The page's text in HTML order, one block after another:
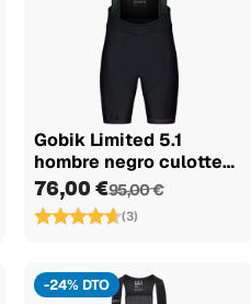
Gobik Limited 5.1
hombre negro culotte
corto
76,00 €95,00 €
(3)
-24% DTO